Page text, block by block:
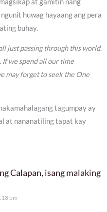
huwag hayaang ang pera
buhay.
just passing through this world.
we spend all our time
may forget to seek the One
tagumpay ay
at nananatiling tapat kay
Calapan, isang malaking
pm